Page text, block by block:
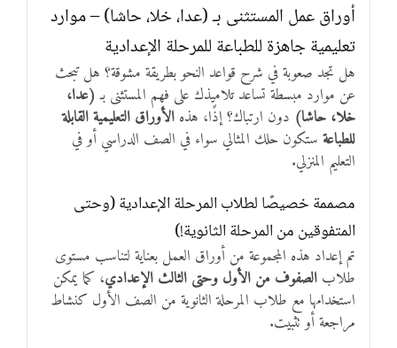
أوراق عمل المستثنى بـ (عدا، خلا، حاشا) – موارد
تعليمية جاهزة للطباعة للمرحلة الإعدادية
هل تجد صعوبة في شرح قواعد النحو بطريقة مشوقة؟ هل تبحث
عن موارد مبسطة تساعد تلاميذك على فهم المستثنى بـ (عدا،
خلا، حاشا) دون ارتباك؟ إذًا، هذه الأوراق التعليمية القابلة
للطباعةستكون حلك المثالي سواء في الصف الدراسي أو في
التعليم المنزلي.
مصممة خصيصًا لطلاب المرحلة الإعدادية (وحتى
المتفوقين من المرحلة الثانوية!)
تم إعداد هذه المجموعة من أوراق العمل بعناية لتناسب مستوى
طلاب الصفوف من الأول وحتى الثالث الإعدادي، كما يمكن
استخدامها مع طلاب المرحلة الثانوية من الصف الأول كنشاط
مراجعة أو تثبيت.